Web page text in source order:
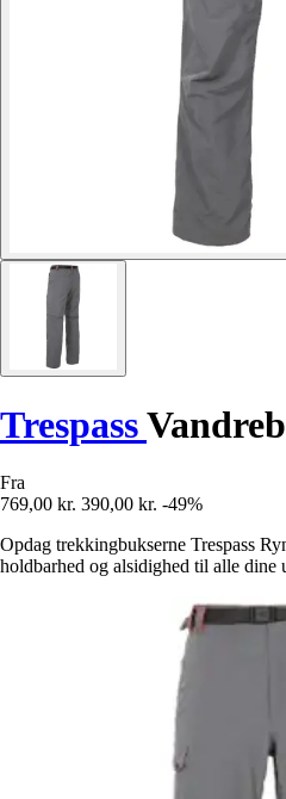
Trespass
Fra
769,00 kr. 390,00 kr. -49%
Opdag trekkingbukserne Trespass
holdbarhed og alsidighed til alle dine